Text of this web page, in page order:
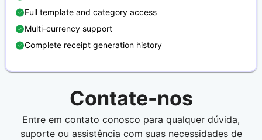
Full template and category access
Multi-currency support
Complete receipt generation history
Contate-nos
Entre em contato conosco para qualquer dúvida,
suporte ou assistência com suas necessidades de